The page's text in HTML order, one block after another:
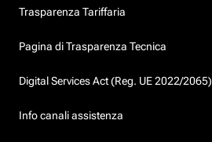
Trasparenza Tariffaria
Pagina di Trasparenza Tecnica
Digital Services Act (Reg. UE 2022/2065)
Info canali assistenza